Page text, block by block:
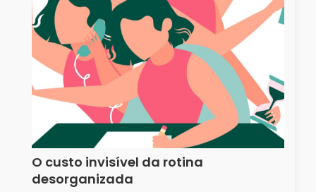
O custo invisível da rotina
desorganizada